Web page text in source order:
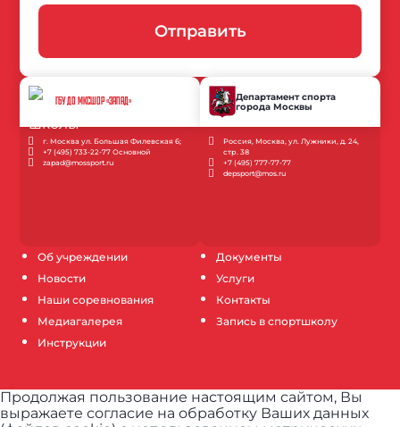
Об учреждении
Новости
Наши соревнования
Медиагалерея
Инструкции
Документы
Услуги
Контакты
Запись в спортшколу
Отправить
ГБУ ДО МКСШОР «ЗАПАД»
г. Москва ул. Большая Филевская 6;
+7 (495) 733-22-77 Основной
zapad@mossport.ru
Департамент спорта
города Москвы
Россия, Москва, ул. Лужники, д. 24,
стр. 38
+7 (495) 777-77-77
depsport@mos.ru
Продолжая пользование настоящим сайтом, Вы
выражаете согласие на обработку Ваших данных